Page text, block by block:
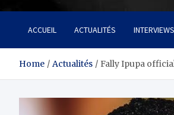
ACCUEIL ACTUALITÉS INTERVIEWS
Home Actualités Fally Ipupa